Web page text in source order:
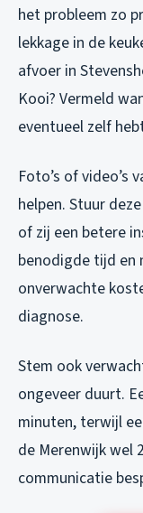
het probleem zo
lekkage in de
afvoer in
Kooi? Vermeld
eventueel zelf
Foto’s of video’s
helpen. Stuur
of zij een betere
benodigde tijd en
onverwachte
diagnose.
Stem ook
ongeveer duurt.
minuten, terwijl
de Merenwijk wel
communicatie